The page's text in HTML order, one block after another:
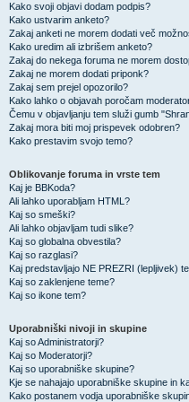
Kako svoji objavi dodam podpis?
Kako ustvarim anketo?
Zakaj anketi ne morem dodati več
Kako uredim ali izbrišem anketo?
Zakaj do nekega foruma ne morem
Zakaj ne morem dodati priponk?
Zakaj sem prejel opozorilo?
Kako lahko o objavah poročam
Čemu v objavljanju tem služi gumb
Zakaj mora biti moj prispevek odobren?
Kako prestavim svojo temo?
Oblikovanje foruma in vrste tem
Kaj je BBKoda?
Ali lahko uporabljam HTML?
Kaj so smeški?
Ali lahko objavljam tudi slike?
Kaj so globalna obvestila?
Kaj so razglasi?
Kaj predstavljajo NE PREZRI (lepljivek)
Kaj so zaklenjene teme?
Kaj so ikone tem?
Uporabniški nivoji in skupine
Kaj so Administratorji?
Kaj so Moderatorji?
Kaj so uporabniške skupine?
Kje se nahajajo uporabniške skupine in
Kako postanem vodja uporabniške